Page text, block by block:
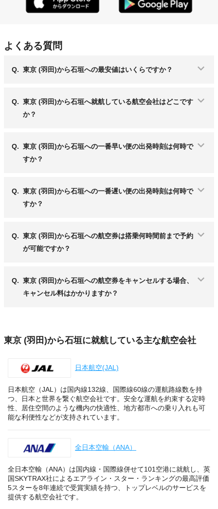
よくある質問
Q. 東京 (羽田)から石垣への最安値はいくらですか？
Q. 東京 (羽田)から石垣へ就航している航空会社はどこです
か？
Q. 東京 (羽田)から石垣への一番早い便の出発時刻は何時で
すか？
Q. 東京 (羽田)から石垣への一番遅い便の出発時刻は何時で
すか？
Q. 東京 (羽田)から石垣への航空券は搭乗何時間前まで予約
が可能ですか？
Q. 東京 (羽田)から石垣への航空券をキャンセルする場合、
キャンセル料はかかりますか？
東京 (羽田)から石垣に就航している主な航空会社
日本航空(JAL)
日本航空（JAL）は国内線132線、国際線60線の運航路線数を持
つ、日本と世界を繋ぐ航空会社です。安全な運航を約束する定時
性、居住空間のような機内の快適性、地方都市への乗り入れも可
能な利便性などが支持されています。
全日本空輸（ANA）
全日本空輸（ANA）は国内線・国際線併せて101空港に就航し、英
国SKYTRAX社によるエアライン・スター・ランキングの最高評価
5スターを8年連続で受賞実績を持つ、トップレベルのサービスを
提供する航空会社です。